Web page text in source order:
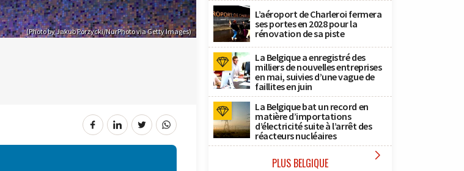
(Photo by Jakub Porzycki/NurPhoto via Getty Images)
L’aéroport de Charleroi fermera
ses portes en 2028 pour la
rénovation de sa piste
La Belgique a enregistré des
milliers de nouvelles entreprises
en mai, suivies d’une vague de
faillites en juin
La Belgique bat un record en
matière d’importations
d’électricité suite à l’arrêt des
réacteurs nucléaires
PLUS BELGIQUE 